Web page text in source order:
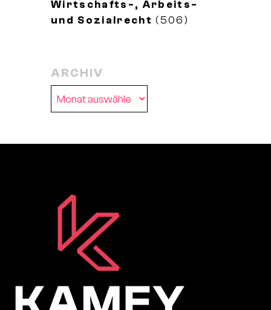
Wirtschafts-, Arbeits-
und Sozialrecht (506)
ARCHIV